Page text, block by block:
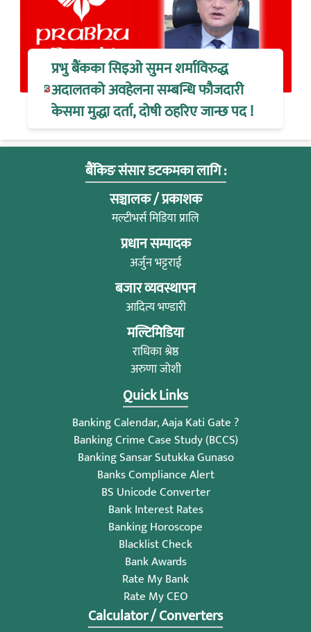
प्रभु बैंकका सिइओ सुमन शर्माविरुद्ध
अदालतको अवहेलना सम्बन्धि फौजदारी
केसमा मुद्धा दर्ता, दोषी ठहरिए जान्छ पद !
बैंकिङ संसार डटकमका लागि :
सञ्चालक / प्रकाशक
मल्टीभर्स मिडिया प्रालि
प्रधान सम्पादक
अर्जुन भट्टराई
बजार व्यवस्थापन
आदित्य भण्डारी
मल्टिमिडिया
राधिका श्रेष्ठ
अरुणा जोशी
Quick Links
Banking Calendar, Aaja Kati Gate ?
Banking Crime Case Study (BCCS)
Banking Sansar Sutukka Gunaso
Banks Compliance Alert
BS Unicode Converter
Bank Interest Rates
Banking Horoscope
Blacklist Check
Bank Awards
Rate My Bank
Rate My CEO
Calculator / Converters